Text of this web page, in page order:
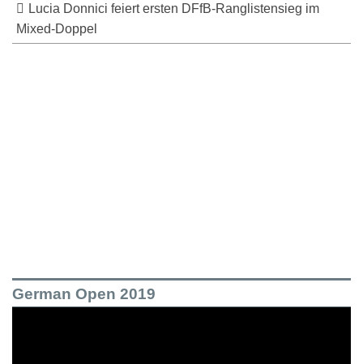
Lucia Donnici feiert ersten DFfB-Ranglistensieg im
Mixed-Doppel
German Open 2019